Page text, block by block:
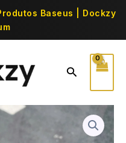
Baseus | Dockzy